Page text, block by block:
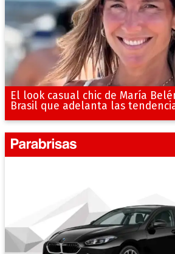
El look casual chic de María
Brasil que adelanta las